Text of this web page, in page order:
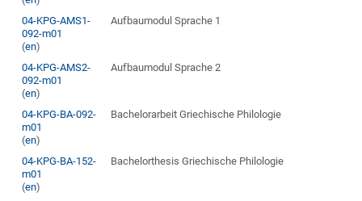
04-KPG-AMS1-
092-m01
(en)
Aufbaumodul Sprache 1
04-KPG-AMS2-
092-m01
(en)
Aufbaumodul Sprache 2
04-KPG-BA-092-
m01
(en)
Bachelorarbeit Griechische Philologie
04-KPG-BA-152-
m01
(en)
Bachelorthesis Griechische Philologie